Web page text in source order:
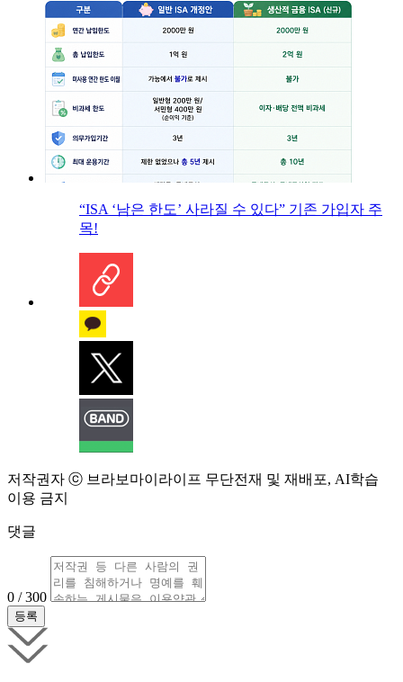
“ISA ‘남은 한도’ 사라질 수 있다” 기존 가입자 주
목!
저작권자 ⓒ 브라보마이라이프 무단전재 및 재배포, AI학습
이용 금지
댓글
0 / 300